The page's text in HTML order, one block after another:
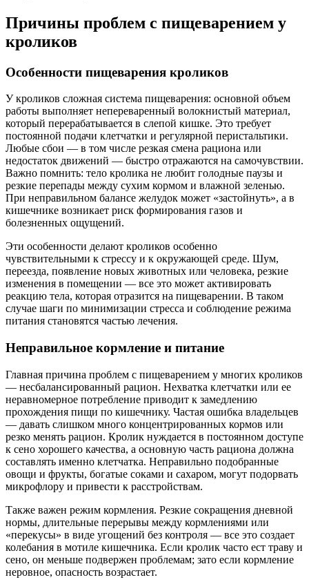
Причины проблем с пищеварением у
кроликов
Особенности пищеварения кроликов
У кроликов сложная система пищеварения: основной объем
работы выполняет непереваренный волокнистый материал,
который перерабатывается в слепой кишке. Это требует
постоянной подачи клетчатки и регулярной перистальтики.
Любые сбои — в том числе резкая смена рациона или
недостаток движений — быстро отражаются на самочувствии.
Важно помнить: тело кролика не любит голодные паузы и
резкие перепады между сухим кормом и влажной зеленью.
При неправильном балансе желудок может «застойнуть», а в
кишечнике возникает риск формирования газов и
болезненных ощущений.
Эти особенности делают кроликов особенно
чувствительными к стрессу и к окружающей среде. Шум,
переезда, появление новых животных или человека, резкие
изменения в помещении — все это может активировать
реакцию тела, которая отразится на пищеварении. В таком
случае шаги по минимизации стресса и соблюдение режима
питания становятся частью лечения.
Неправильное кормление и питание
Главная причина проблем с пищеварением у многих кроликов
— несбалансированный рацион. Нехватка клетчатки или ее
неравномерное потребление приводит к замедлению
прохождения пищи по кишечнику. Частая ошибка владельцев
— давать слишком много концентрированных кормов или
резко менять рацион. Кролик нуждается в постоянном доступе
к сено хорошего качества, а основную часть рациона должна
составлять именно клетчатка. Неправильно подобранные
овощи и фрукты, богатые соками и сахаром, могут подорвать
микрофлору и привести к расстройствам.
Также важен режим кормления. Резкие сокращения дневной
нормы, длительные перерывы между кормлениями или
«перекусы» в виде угощений без контроля — все это создает
колебания в мотиле кишечника. Если кролик часто ест траву и
сено, он меньше подвержен проблемам; зато если кормление
неровное, опасность возрастает.